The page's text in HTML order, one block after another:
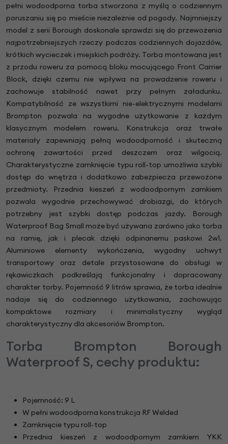
pełni wodoodporna torba stworzona z myślą o codziennym
poruszaniu się po mieście niezależnie od pogody. Najmniejszy
model z serii Borough doskonale sprawdzi się do przewożenia
najpotrzebniejszych rzeczy podczas codziennych dojazdów,
krótkich wycieczek i miejskich podróży. Torba montowana jest
z przodu roweru za pomocą bloku mocującego Front Carrier
Block, dzięki czemu nie wpływa na prowadzenie roweru i
zachowuje stabilność nawet przy pełnym załadunku.
Kompatybilność ze wszystkimi nie-elektrycznymi modelami
Brompton pozwala na wygodne użytkowanie z każdym
klasycznym modelem roweru. Konstrukcja oraz trwałe
materiały zapewniają pełną wodoodporność i skuteczną
ochronę zawartości przed deszczem oraz wilgocią.
Charakterystyczne zamknięcie typu roll-top umożliwia szybki
dostęp do wnętrza i dodatkowo zabezpiecza przewożone
przedmioty. Przednia kieszeń z wodoodpornym zamkiem
pozwala wygodnie przechowywać drobiazgi, do których
potrzebny jest szybki dostęp podczas jazdy. Borough
Waterproof Bag Small może być używana zarówno jako torba
na ramię, jak i plecak dzięki odpinanemu paskowi 2w1.
Aluminiowe elementy wykończenia, wygodny uchwyt
transportowy oraz detale przystosowane do obsługi w
rękawiczkach podkreślają funkcjonalny i dopracowany
charakter torby. Pojemność 9 litrów sprawia, że torba idealnie
nadaje się do codziennego użytkowania, zachowując
kompaktowe rozmiary i minimalistyczny wygląd
charakterystyczny dla akcesoriów Brompton.
Torba Brompton Borough
Waterproof S, cechy produktu:
Pojemność: 9 L
W pełni wodoodporna konstrukcja RF Welded
Zamknięcie typu roll-top
Przednia kieszeń z wodoodpornym zamkiem YKK